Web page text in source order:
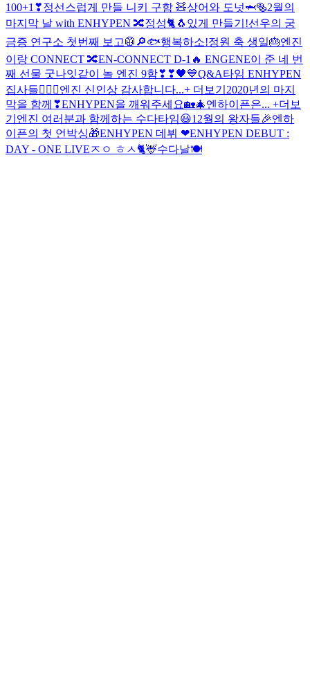
100+1❣정선스럽게 만들 니키 구함 🧸상어와 도넛🦈🥯2월의
마지막 날 with ENHYPEN 🔀정성🐈🐧있게 만들기!선우의 궁
금증 연구소 첫번째 보고🥼🔎🐟행복하소!정원 축 생일🎂엔진
이랑 CONNECT 🔀EN-CONNECT D-1🔥 ENGENE이 준 네 번
째 선물 굿나잇같이 놀 엔진 9함❣❣🖤💙Q&A타임 ENHYPEN
집사들🐕‍🦺🐾엔진 신인상 감사합니다...+ 더보기 2020년의 마지
막을 함께❣ENHYPEN을 깨워주세요🏡🎄엔하이픈은... +더보
기 엔진 여러분과 함께하는 수다타임😃12월의 왕자들🎉엔하
이픈의 첫 언박싱🎁ENHYPEN 데뷔 ❤ENHYPEN DEBUT :
DAY - ONE LIVEㅈㅇ ㅎㅅ🐈🦌수다날🍽